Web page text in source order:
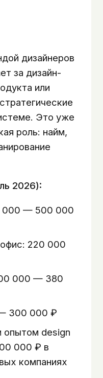
дизайнеров
за дизайн-
или
Это уже
роль: найм,
2026):
000 — 500 000
220 000
000 — 380
300 000 ₽
опытом design
000 ₽ в
компаниях